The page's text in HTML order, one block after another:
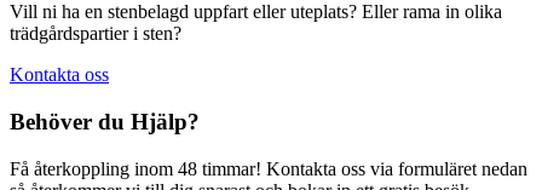
Vill ni ha en stenbelagd uppfart eller uteplats? Eller rama in olika
trädgårdspartier i sten?
Kontakta oss
Behöver du Hjälp?
Få återkoppling inom 48 timmar! Kontakta oss via formuläret nedan